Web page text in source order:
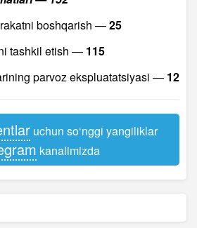
boshqarish —25
tashkil etish — 115
parvoz ekspluatatsiyasi — 12
uchun so‘nggi yangiliklar
kanalimizda